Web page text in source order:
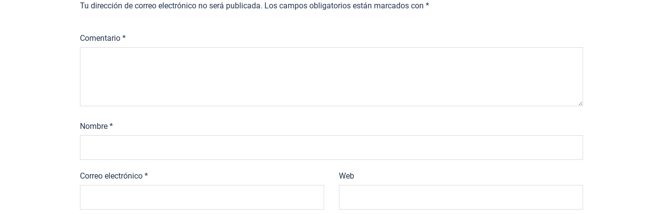
Tu dirección de correo electrónico no será publicada. Los campos obligatorios están marcados con *
Comentario *
Nombre *
Correo electrónico * Web